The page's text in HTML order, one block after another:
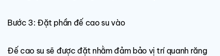
Bước 3: Đặt phần đế cao su vào
Đế cao su sẽ được đặt nhằm đảm bảo vị trí quanh răng